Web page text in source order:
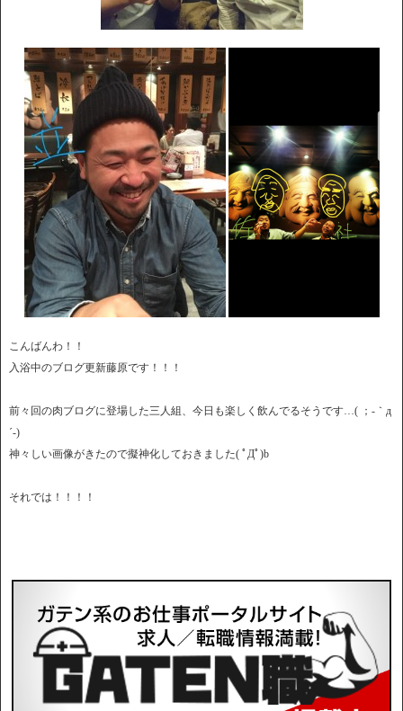
こんばんわ！！
入浴中のブログ更新藤原です！！！
前々回の肉ブログに登場した三人組、今日も楽しく飲んでるそうです…( ；-｀д
´-)
神々しい画像がきたので擬神化しておきました( ﾟДﾟ)b
それでは！！！！